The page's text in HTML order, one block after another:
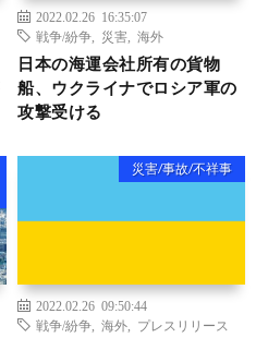
2022.02.26 16:35:07
戦争/紛争
災害 海外
日本の海運会社所有の貨物
船、ウクライナでロシア軍の
攻撃受ける
災害/事故/不祥事
2022.02.26 09:50:44
戦争/紛争
海外
プレスリリース